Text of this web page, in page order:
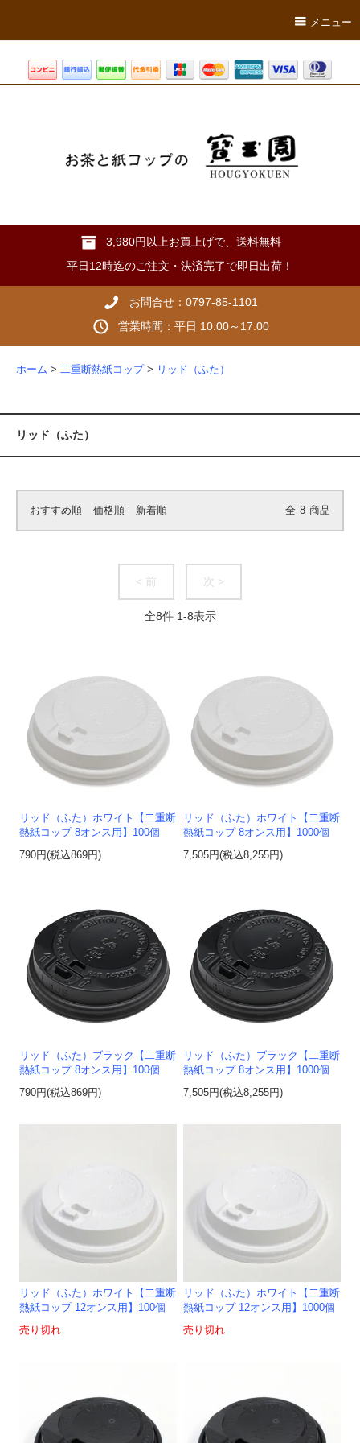
メニュー
3,980円以上お買上げで、送料無料
平日12時迄のご注文・決済完了で即日出荷！
お問合せ：0797-85-1101
営業時間：平日 10:00～17:00
ホーム > 二重断熱紙コップ > リッド（ふた）
リッド（ふた）
おすすめ順 価格順 新着順 全 8 商品
< 前 次 >
全8件 1-8表示
リッド（ふた）ホワイト【二重断
熱紙コップ 8オンス用】100個
790円(税込869円)
リッド（ふた）ホワイト【二重断
熱紙コップ 8オンス用】1000個
7,505円(税込8,255円)
リッド（ふた）ブラック【二重断
熱紙コップ 8オンス用】100個
790円(税込869円)
リッド（ふた）ブラック【二重断
熱紙コップ 8オンス用】1000個
7,505円(税込8,255円)
リッド（ふた）ホワイト【二重断
熱紙コップ 12オンス用】100個
売り切れ
リッド（ふた）ホワイト【二重断
熱紙コップ 12オンス用】1000個
売り切れ